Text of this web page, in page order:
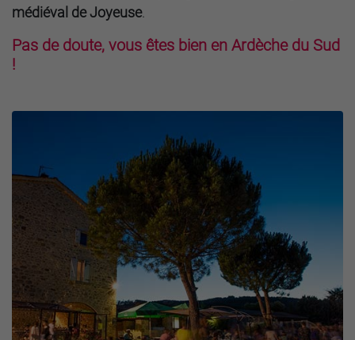
médiéval de Joyeuse.
Pas de doute, vous êtes bien en Ardèche du Sud
!